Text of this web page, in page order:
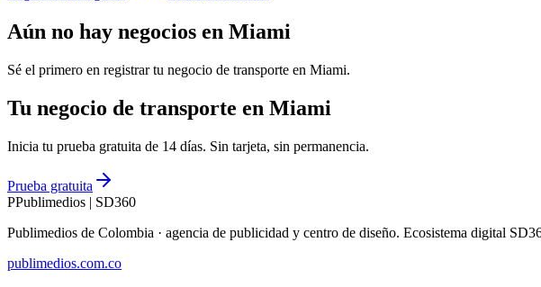
Aún no hay negocios en Miami
Sé el primero en registrar tu negocio de transporte en Miami.
Tu negocio de transporte en Miami
Inicia tu prueba gratuita de 14 días. Sin tarjeta, sin permanencia.
Prueba gratuita
PPublimedios | SD360
Publimedios de Colombia · agencia de publicidad y centro de diseño. Ecosistema digital
publimedios.com.co